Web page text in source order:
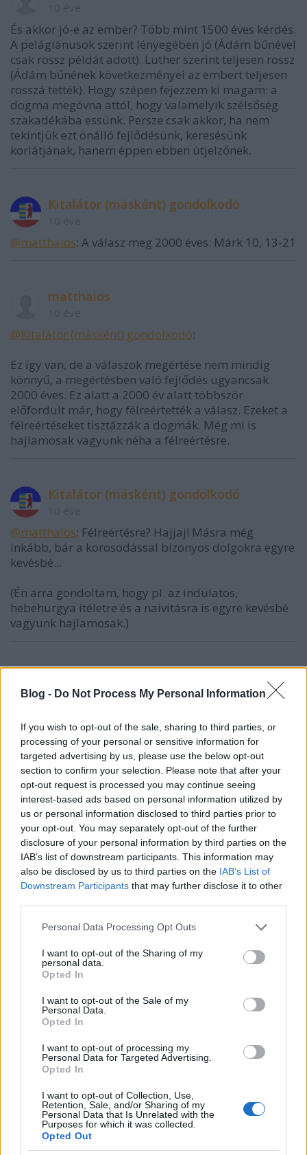
Blog - Do Not Process My Personal Information
If you wish to opt-out of the sale, sharing to third parties, or
processing of your personal or sensitive information for
targeted advertising by us, please use the below opt-out
section to confirm your selection. Please note that after your
opt-out request is processed you may continue seeing
interest-based ads based on personal information utilized by
us or personal information disclosed to third parties prior to
your opt-out. You may separately opt-out of the further
disclosure of your personal information by third parties on the
IAB’s list of downstream participants. This information may
also be disclosed by us to third parties on the IAB’s List of
Downstream Participants that may further disclose it to other
Please note that this website/app uses one or more Google
not limited to your visit or usage behaviour. You may click to
grant or deny consent to Google and its third-party tags to
use your data for below specified purposes in below Google
consent section.
Personal Data Processing Opt Outs
I want to opt-out of the Sharing of my
personal data.
Opted In
I want to opt-out of the Sale of my
Personal Data.
Opted In
I want to opt-out of processing my
Personal Data for Targeted Advertising.
Opted In
I want to opt-out of Collection, Use,
Retention, Sale, and/or Sharing of my
Personal Data that Is Unrelated with the
Purposes for which it was collected.
Opted Out
És akkor jó-e az ember? Több mint 1500 éves kérdés.
A pelágiánusok szerint lényegében jó (Ádám bűnével
csak rossz példát adott). Luther szerint teljesen rossz
(Ádám bűnének következményei az embert teljesen
rosszá tették). Hogy szépen fejezzem ki magam: a
dogma megóvna attól, hogy valamelyik szélsőség
szakadékába essünk. Persze csak akkor, ha nem
tekintjük ezt önálló fejlődésünk, keresésünk
korlátjának, hanem éppen ebben útjelzőnek.
Kitalátor (másként) gondolkodó
@matthaios: A válasz meg 2000 éves: Márk 10, 13-21
matthaios
@Kitalátor (másként) gondolkodó:
Ez így van, de a válaszok megértése nem mindig
könnyű, a megértésben való fejlődés ugyancsak
2000 éves. Ez alatt a 2000 év alatt többször
előfordult már, hogy félreértették a válasz. Ezeket a
félreértéseket tisztázzák a dogmák. Még mi is
hajlamosak vagyunk néha a félreértésre.
Kitalátor (másként) gondolkodó
@matthaios: Félreértésre? Hajjaj! Másra még
inkább, bár a korosodással bizonyos dolgokra egyre
kevésbé...
(Én arra gondoltam, hogy pl. az indulatos,
hebehurgya ítéletre és a naivitásra is egyre kevésbé
vagyunk hajlamosak.)
@IILiliII:
rakódik, de nem az van a mélyén. Ez a legfontosabb
meggyőződéseim egyike, ha nem így látnám,
eláshatnám magam..."
Minden embert a jó oldaláról ítélj meg!
Atyák Bölcs Tanításai (Pirké Avot 1:6)
Hogyan tudunk egy embert a jó oldaláról megítélni,
mikor látjuk őt, hogy egy helytelen, rossz dolgot
követ(ett) el?
Megítélésünk kulcsa az, hogy beleképzeljük
magunkat az ő helyzetébe. Mikor valaki bűnt követ
el, akkor valószínűleg végtelen okot tudna felsorolni
annak érdekében, hogy védje magát és cselekedetét.
Ezért, mikor látunk valakit bűnözni és beleképzeljük
bűnös cselekedetet, mintha mi csináltuk volna
ténylegesen egy adott gyenge pillanatunkban.
harcban állnak egymással; a jécer tov (jó ösztön) és a
jécer hárá (rossz ösztön). A jécer tov felfelé húzza az
embert a szentség és spiritualitás felé, amit
valójában mindannyian akarunk. Azonban a
sohasem alvó jécer hárá erről az útról folyamatosan
igyekszik eltéríteni bennünket. Követni a rossz
ösztönünk által kijelölt utat valójában sohasem az
igazi szándékunk. Minden zsidó lélek küzd azért,
hogy az Ö-valóhoz minél közelebb lehessen. Minden
zsidó lélek egy igazi cádik. Mikor egy zsidó egy